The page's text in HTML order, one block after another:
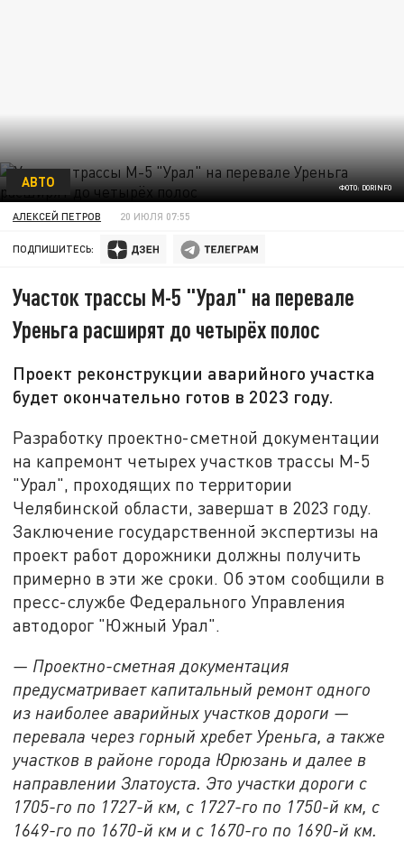
ФОТО: DORINFO
АВТО
АЛЕКСЕЙ ПЕТРОВ 20 ИЮЛЯ 07:55
ПОДПИШИТЕСЬ:
Участок трассы М-5 "Урал" на перевале
Уреньга расширят до четырёх полос
Проект реконструкции аварийного участка
будет окончательно готов в 2023 году.
Разработку проектно-сметной документации
на капремонт четырех участков трассы М-5
"Урал", проходящих по территории
Челябинской области, завершат в 2023 году.
Заключение государственной экспертизы на
проект работ дорожники должны получить
примерно в эти же сроки. Об этом сообщили в
пресс-службе Федерального Управления
автодорог "Южный Урал".
— Проектно-сметная документация
предусматривает капитальный ремонт одного
из наиболее аварийных участков дороги —
перевала через горный хребет Уреньга, а также
участков в районе города Юрюзань и далее в
направлении Златоуста. Это участки дороги с
1705-го по 1727-й км, с 1727-го по 1750-й км, с
1649-го по 1670-й км и с 1670-го по 1690-й км.